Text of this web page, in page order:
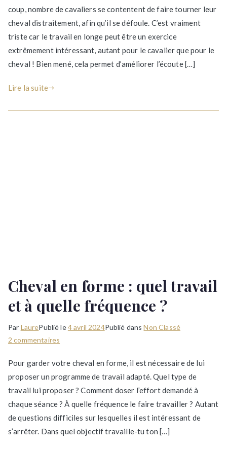
longer
son
cheval
et
varier
coup, nombre de cavaliers se contentent de faire tourner leur
cheval distraitement, afin qu’il se défoule. C’est vraiment
triste car le travail en longe peut être un exercice
extrêmement intéressant, autant pour le cavalier que pour le
cheval ! Bien mené, cela permet d’améliorer l’écoute […]
Lire la suite
Cheval en forme : quel travail
et à quelle fréquence ?
Par LaurePublié le4 avril 2024Publié dansNon Classé
2 commentaires
en
forme
:
quel
travail
Pour garder votre cheval en forme, il est nécessaire de lui
proposer un programme de travail adapté. Quel type de
travail lui proposer ? Comment doser l’effort demandé à
chaque séance ? À quelle fréquence le faire travailler ? Autant
de questions difficiles sur lesquelles il est intéressant de
s’arrêter. Dans quel objectif travaille-tu ton […]